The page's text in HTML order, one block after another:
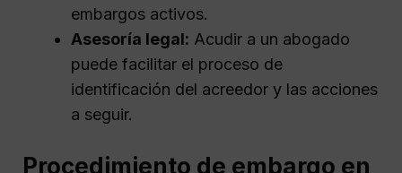
embargos activos.
Asesoría legal: Acudir a un abogado
puede facilitar el proceso de
identificación del acreedor y las acciones
a seguir.
Procedimiento de embargo en